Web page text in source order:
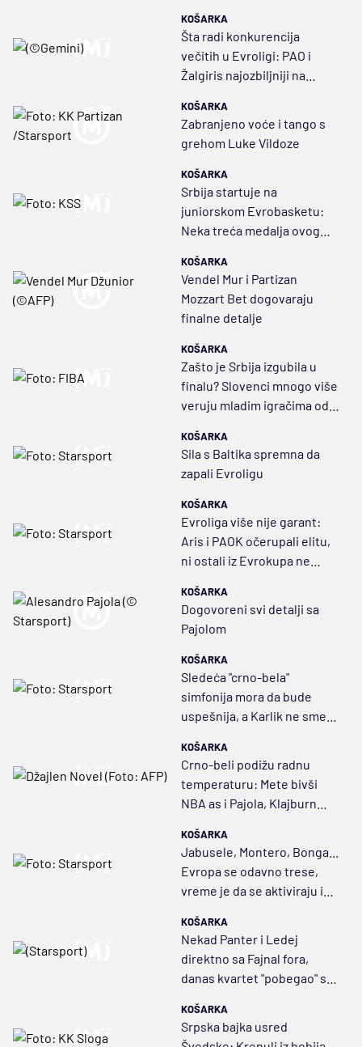
KOŠARKA
Šta radi konkurencija
večitih u Evroligi: PAO i
Žalgiris najozbiljniji na
KOŠARKA
Zabranjeno voće i tango s
grehom Luke Vildoze
KOŠARKA
Srbija startuje na
juniorskom Evrobasketu:
Neka treća medalja ovog
KOŠARKA
Vendel Mur i Partizan
Mozzart Bet dogovaraju
finalne detalje
KOŠARKA
Zašto je Srbija izgubila u
finalu? Slovenci mnogo više
veruju mladim igračima od
KOŠARKA
Sila s Baltika spremna da
zapali Evroligu
KOŠARKA
Evroliga više nije garant:
Aris i PAOK očerupali elitu,
ni ostali iz Evrokupa ne
KOŠARKA
Dogovoreni svi detalji sa
Pajolom
KOŠARKA
Sledeća "crno-bela"
simfonija mora da bude
uspešnija, a Karlik ne sme
KOŠARKA
Crno-beli podižu radnu
temperaturu: Mete bivši
NBA as i Pajola, Klajburn
KOŠARKA
Jabusele, Montero, Bonga...
Evropa se odavno trese,
vreme je da se aktiviraju i
KOŠARKA
Nekad Panter i Ledej
direktno sa Fajnal fora,
danas kvartet "pobegao" sa
KOŠARKA
Srpska bajka usred